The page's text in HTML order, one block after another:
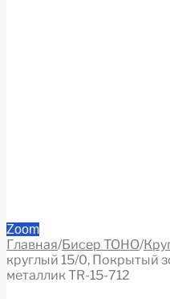
Zoom
Главная/Бисер TOHO/
круглый 15/0, Покрытый
металлик TR-15-712